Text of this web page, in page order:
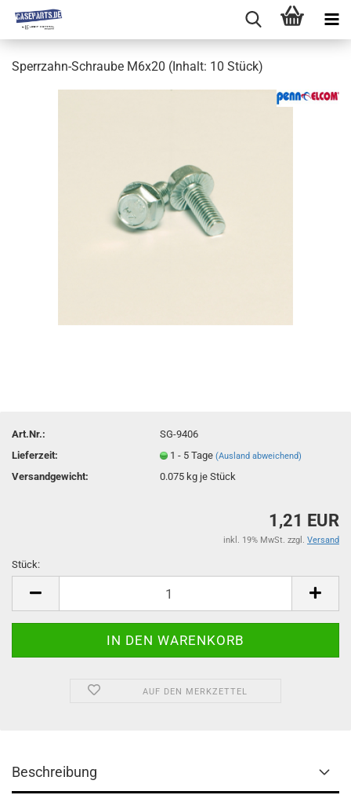
Sperrzahn-Schraube M6x20 (Inhalt: 10 Stück)
Art.Nr.:
SG-9406
Lieferzeit:
1 - 5 Tage(Ausland abweichend)
Versandgewicht: 0.075 kg je Stück
1,21 EUR
inkl. 19% MwSt. zzgl. Versand
Stück:
AUF DEN MERKZETTEL
Beschreibung